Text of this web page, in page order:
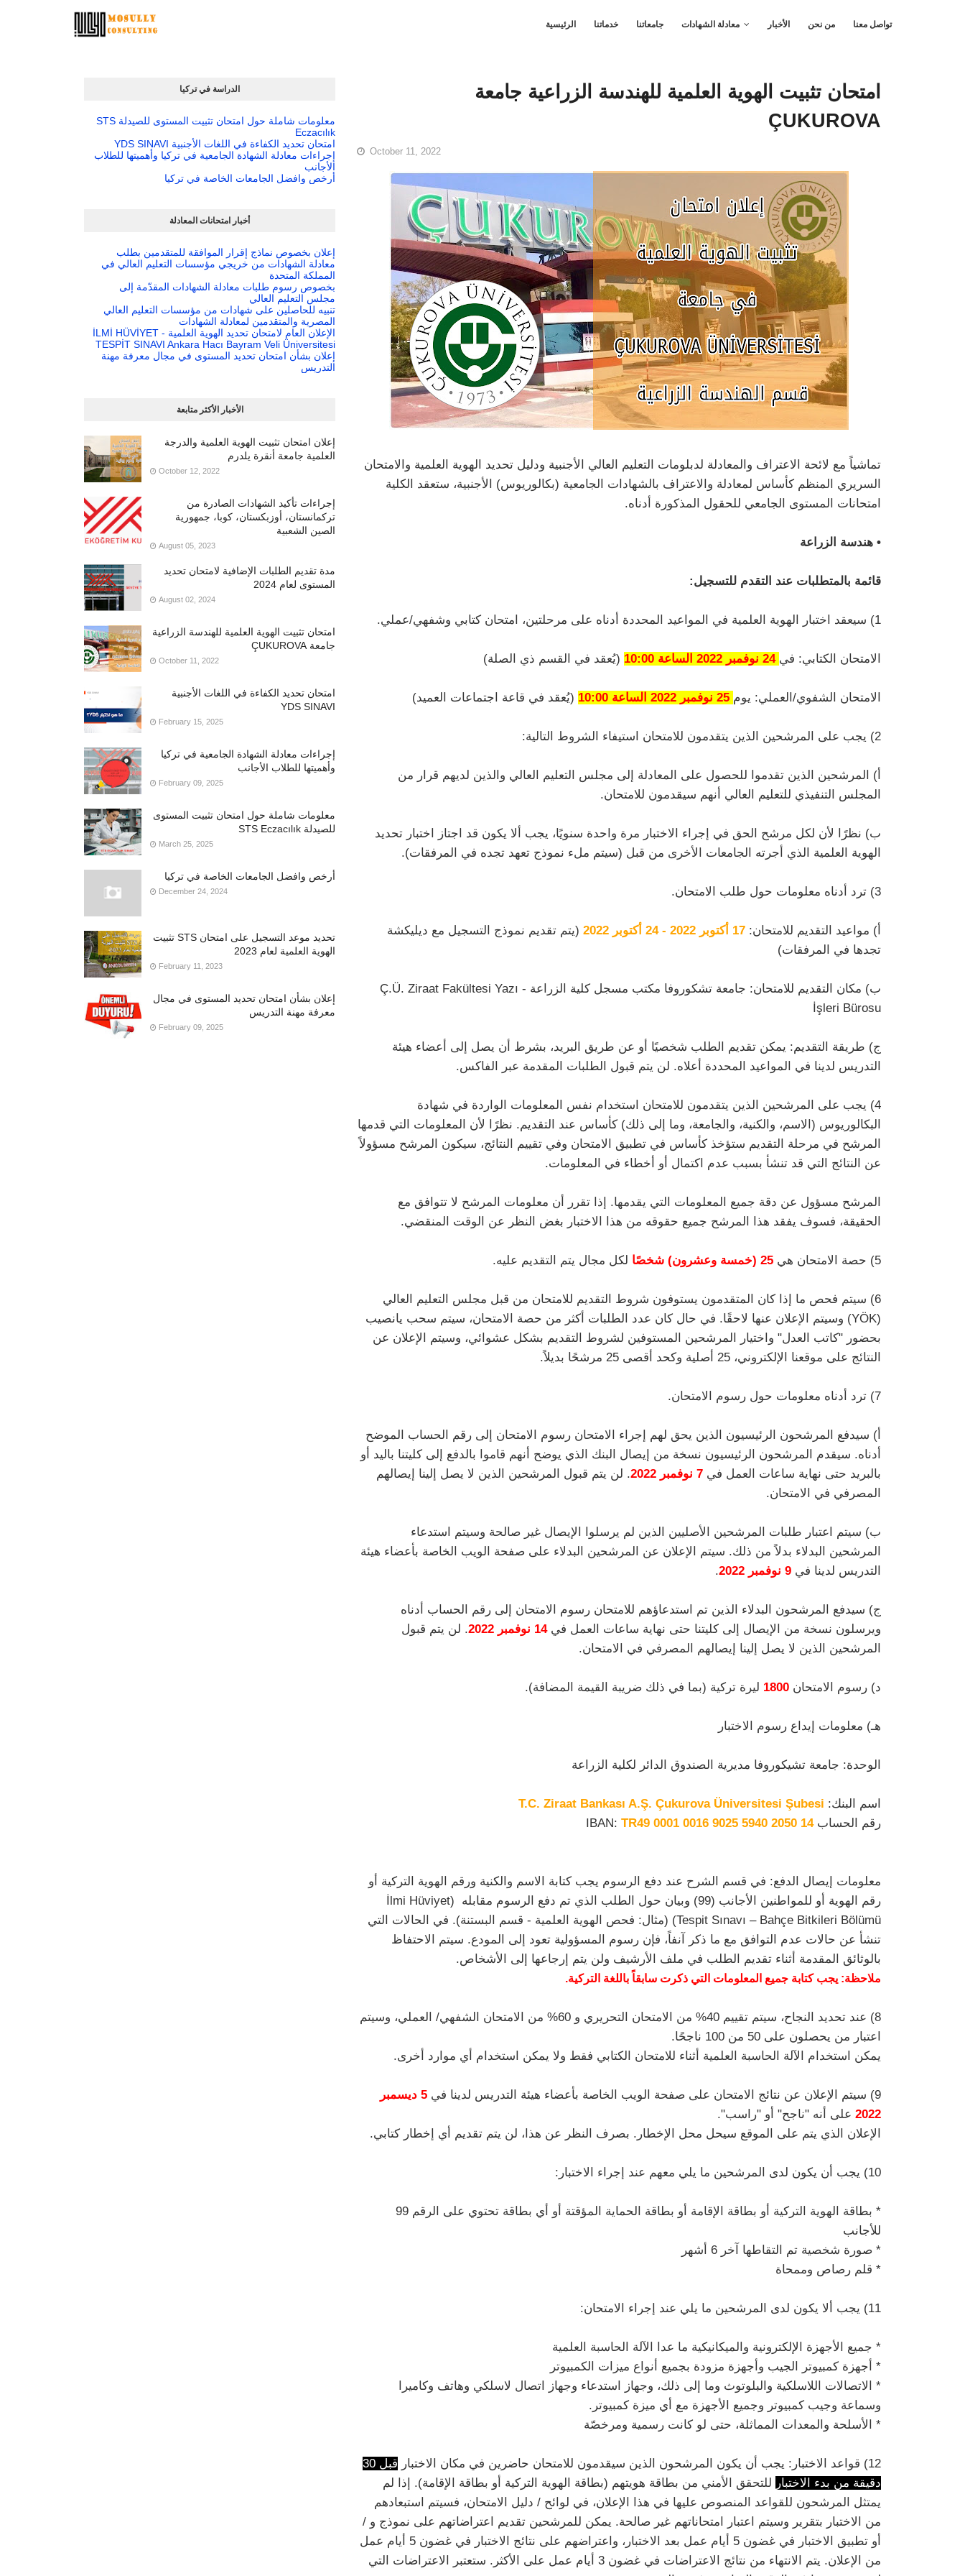
الرئيسية خدماتنا جامعاتنا معادلة الشهادات الأخبار من نحن تواصل معنا
امتحان تثبيت الهوية العلمية للهندسة الزراعية جامعة
ÇUKUROVA
October 11, 2022
تماشياً مع لائحة الاعتراف والمعادلة لدبلومات التعليم العالي الأجنبية ودليل تحديد الهوية العلمية والامتحان
السريري المنظم كأساس لمعادلة والاعتراف بالشهادات الجامعية (بكالوريوس) الأجنبية، ستعقد الكلية
امتحانات المستوى الجامعي للحقول المذكورة أدناه.
• هندسة الزراعة
قائمة بالمتطلبات عند التقدم للتسجيل:
1) سيعقد اختبار الهوية العلمية في المواعيد المحددة أدناه على مرحلتين، امتحان كتابي وشفهي/عملي.
الامتحان الكتابي: في 24 نوفمبر 2022 الساعة 10:00 (يُعقد في القسم ذي الصلة)
الامتحان الشفوي/العملي: يوم (يُعقد في قاعة اجتماعات العميد)
2) يجب على المرشحين الذين يتقدمون للامتحان استيفاء الشروط التالية:
أ) المرشحين الذين تقدموا للحصول على المعادلة إلى مجلس التعليم العالي والذين لديهم قرار من
المجلس التنفيذي للتعليم العالي أنهم سيقدمون للامتحان.
ب) نظرًا لأن لكل مرشح الحق في إجراء الاختبار مرة واحدة سنويًا، يجب ألا يكون قد اجتاز اختبار تحديد
الهوية العلمية الذي أجرته الجامعات الأخرى من قبل (سيتم ملء نموذج تعهد تجده في المرفقات).
3) ترد أدناه معلومات حول طلب الامتحان.
أ) مواعيد التقديم للامتحان: 17 أكتوبر 2022 - 24 أكتوبر 2022
(يتم تقديم نموذج التسجيل مع ديليكشة
تجدها في المرفقات)
ب) مكان التقديم للامتحان: جامعة تشكوروفا مكتب مسجل كلية الزراعة - Ç.Ü. Ziraat Fakültesi Yazı
İşleri Bürosu
ج) طريقة التقديم: يمكن تقديم الطلب شخصيًا أو عن طريق البريد، بشرط أن يصل إلى أعضاء هيئة
التدريس لدينا في المواعيد المحددة أعلاه. لن يتم قبول الطلبات المقدمة عبر الفاكس.
4) يجب على المرشحين الذين يتقدمون للامتحان استخدام نفس المعلومات الواردة في شهادة
البكالوريوس (الاسم، والكنية، والجامعة، وما إلى ذلك) كأساس عند التقديم. نظرًا لأن المعلومات التي قدمها
المرشح في مرحلة التقديم ستؤخذ كأساس في تطبيق الامتحان وفي تقييم النتائج، سيكون المرشح مسؤولاً
عن النتائج التي قد تنشأ بسبب عدم اكتمال أو أخطاء في المعلومات.
المرشح مسؤول عن دقة جميع المعلومات التي يقدمها. إذا تقرر أن معلومات المرشح لا تتوافق مع
الحقيقة، فسوف يفقد هذا المرشح جميع حقوقه من هذا الاختبار بغض النظر عن الوقت المنقضي.
5) حصة الامتحان هي لكل مجال يتم التقديم عليه.
6) سيتم فحص ما إذا كان المتقدمون يستوفون شروط التقديم للامتحان من قبل مجلس التعليم العالي
(YÖK) وسيتم الإعلان عنها لاحقًا. في حال كان عدد الطلبات أكثر من حصة الامتحان، سيتم سحب يانصيب
بحضور "كاتب العدل" واختيار المرشحين المستوفين لشروط التقديم بشكل عشوائي، وسيتم الإعلان عن
النتائج على موقعنا الإلكتروني، 25 أصلية وكحد أقصى 25 مرشحًا بديلاً.
7) ترد أدناه معلومات حول رسوم الامتحان.
أ) سيدفع المرشحون الرئيسيون الذين يحق لهم إجراء الامتحان رسوم الامتحان إلى رقم الحساب الموضح
أدناه. سيقدم المرشحون الرئيسيون نسخة من إيصال البنك الذي يوضح أنهم قاموا بالدفع إلى كليتنا باليد أو
بالبريد حتى نهاية ساعات العمل في
. لن يتم قبول المرشحين الذين لا يصل إلينا إيصالهم
المصرفي في الامتحان.
ب) سيتم اعتبار طلبات المرشحين الأصليين الذين لم يرسلوا الإيصال غير صالحة وسيتم استدعاء
المرشحين البدلاء بدلاً من ذلك. سيتم الإعلان عن المرشحين البدلاء على صفحة الويب الخاصة بأعضاء هيئة
التدريس لدينا في
.
ج) سيدفع المرشحون البدلاء الذين تم استدعاؤهم للامتحان رسوم الامتحان إلى رقم الحساب أدناه
ويرسلون نسخة من الإيصال إلى كليتنا حتى نهاية ساعات العمل في 14 نوفمبر 2022
. لن يتم قبول
المرشحين الذين لا يصل إلينا إيصالهم المصرفي في الامتحان.
د) رسوم الامتحان 1800 ليرة تركية (بما في ذلك ضريبة القيمة المضافة).
هـ) معلومات إيداع رسوم الاختبار
الوحدة: جامعة تشيكوروفا مديرية الصندوق الدائر لكلية الزراعة
اسم البنك: T.C. Ziraat Bankası A.Ş. Çukurova Üniversitesi Şubesi
رقم الحساب IBAN:TR49 0001 0016 9025 5940 2050 14
معلومات إيصال الدفع: في قسم الشرح عند دفع الرسوم يجب كتابة الاسم والكنية ورقم الهوية التركية أو
رقم الهوية أو للمواطنين الأجانب (99) وبيان حول الطلب الذي تم دفع الرسوم مقابله (İlmi Hüviyet
Tespit Sınavı – Bahçe Bitkileri Bölümü) (مثال: فحص الهوية العلمية - قسم البستنة). في الحالات التي
تنشأ عن حالات عدم التوافق مع ما ذكر آنفاً، فإن رسوم المسؤولية تعود إلى المودع. سيتم الاحتفاظ
بالوثائق المقدمة أثناء تقديم الطلب في ملف الأرشيف ولن يتم إرجاعها إلى الأشخاص.
ملاحظة: يجب كتابة جميع المعلومات التي ذكرت سابقاً باللغة التركية.
8) عند تحديد النجاح، سيتم تقييم 40% من الامتحان التحريري و 60% من الامتحان الشفهي/ العملي، وسيتم
اعتبار من يحصلون على 50 من 100 ناجحًا.
يمكن استخدام الآلة الحاسبة العلمية أثناء للامتحان الكتابي فقط ولا يمكن استخدام أي موارد أخرى.
9) سيتم الإعلان عن نتائج الامتحان على صفحة الويب الخاصة بأعضاء هيئة التدريس لدينا في
5 ديسمبر
2022 على أنه "ناجح" أو "راسب".
الإعلان الذي يتم على الموقع سيحل محل الإخطار. بصرف النظر عن هذا، لن يتم تقديم أي إخطار كتابي.
10) يجب أن يكون لدى المرشحين ما يلي معهم عند إجراء الاختبار:
* بطاقة الهوية التركية أو بطاقة الإقامة أو بطاقة الحماية المؤقتة أو أي بطاقة تحتوي على الرقم 99
للأجانب
* صورة شخصية تم التقاطها آخر 6 أشهر
* قلم رصاص وممحاة
11) يجب ألا يكون لدى المرشحين ما يلي عند إجراء الامتحان:
* جميع الأجهزة الإلكترونية والميكانيكية ما عدا الآلة الحاسبة العلمية
* أجهزة كمبيوتر الجيب وأجهزة مزودة بجميع أنواع ميزات الكمبيوتر
* الاتصالات اللاسلكية والبلوتوث وما إلى ذلك، وجهاز استدعاء وجهاز اتصال لاسلكي وهاتف وكاميرا
وسماعة وجيب كمبيوتر وجميع الأجهزة مع أي ميزة كمبيوتر.
* الأسلحة والمعدات المماثلة، حتى لو كانت رسمية ومرخصّة
12) قواعد الاختبار: يجب أن يكون المرشحون الذين سيقدمون للامتحان حاضرين في مكان الاختبار
قبل 30
دقيقة من بدء الاختبار للتحقق الأمني ​​من بطاقة هويتهم (بطاقة الهوية التركية أو بطاقة الإقامة). إذا لم
يمتثل المرشحون للقواعد المنصوص عليها في هذا الإعلان، في لوائح / دليل الامتحان، فسيتم استبعادهم
من الاختبار بتقرير وسيتم اعتبار امتحاناتهم غير صالحة. يمكن للمرشحين تقديم اعتراضاتهم على نموذج و /
أو تطبيق الاختبار في غضون 5 أيام عمل بعد الاختبار، واعتراضهم على نتائج الاختبار في غضون 5 أيام عمل
من الإعلان. يتم الانتهاء من نتائج الاعتراضات في غضون 3 أيام عمل على الأكثر. ستعتبر الاعتراضات التي
الدراسة في تركيا
معلومات شاملة حول امتحان تثبيت المستوى للصيدلة STS
Eczacılık
امتحان تحديد الكفاءة في اللغات الأجنبية YDS SINAVI
إجراءات معادلة الشهادة الجامعية في تركيا وأهميتها للطلاب
الأجانب
أرخص وافضل الجامعات الخاصة في تركيا
أخبار امتحانات المعادلة
إعلان بخصوص نماذج إقرار الموافقة للمتقدمين بطلب
معادلة الشهادات من خريجي مؤسسات التعليم العالي في
المملكة المتحدة
بخصوص رسوم طلبات معادلة الشهادات المقدّمة إلى
مجلس التعليم العالي
تنبيه للحاصلين على شهادات من مؤسسات التعليم العالي
المصرية والمتقدمين لمعادلة الشهادات
الإعلان العام لامتحان تحديد الهوية العلمية - İLMİ HÜVİYET
TESPİT SINAVI Ankara Hacı Bayram Veli Üniversitesi
إعلان بشأن امتحان تحديد المستوى في مجال معرفة مهنة
التدريس
الأخبار الأكثر متابعة
إعلان امتحان تثبيت الهوية العلمية والدرجة
العلمية جامعة أنقرة يلدرم
October 12, 2022
إجراءات تأكيد الشهادات الصادرة من
تركمانستان، أوزبكستان، كوبا، جمهورية
الصين الشعبية
August 05, 2023
مدة تقديم الطلبات الإضافية لامتحان تحديد
المستوى لعام 2024
August 02, 2024
امتحان تثبيت الهوية العلمية للهندسة الزراعية
جامعة ÇUKUROVA
October 11, 2022
امتحان تحديد الكفاءة في اللغات الأجنبية
YDS SINAVI
February 15, 2025
إجراءات معادلة الشهادة الجامعية في تركيا
وأهميتها للطلاب الأجانب
February 09, 2025
معلومات شاملة حول امتحان تثبيت المستوى
للصيدلة STS Eczacılık
March 25, 2025
أرخص وافضل الجامعات الخاصة في تركيا
December 24, 2024
تحديد موعد التسجيل على امتحان STS تثبيت
الهوية العلمية لعام 2023
February 11, 2023
إعلان بشأن امتحان تحديد المستوى في مجال
معرفة مهنة التدريس
February 09, 2025